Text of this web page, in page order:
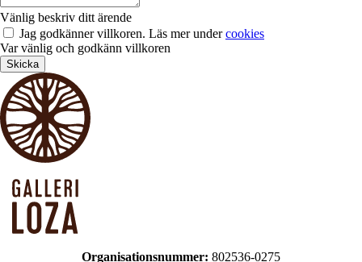
Vänlig beskriv ditt ärende
Jag godkänner villkoren. Läs mer under cookies
Var vänlig och godkänn villkoren
Skicka
Organisationsnummer: 802536-0275